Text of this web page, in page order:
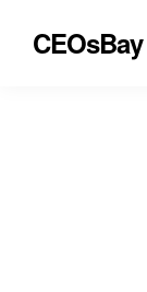
CEOsBay